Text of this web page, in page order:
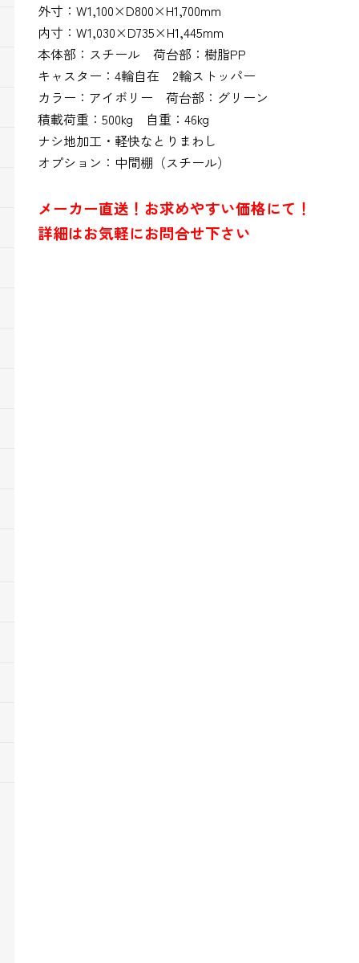
外寸：W1,100×D800×H1,700mm
内寸：W1,030×D735×H1,445mm
本体部：スチール 荷台部：樹脂PP
キャスター：4輪自在 2輪ストッパー
カラー：アイボリー 荷台部：グリーン
積載荷重：500kg 自重：46kg
ナシ地加工・軽快なとりまわし
オプション：中間棚（スチール）
メーカー直送！お求めやすい価格にて！
詳細はお気軽にお問合せ下さい